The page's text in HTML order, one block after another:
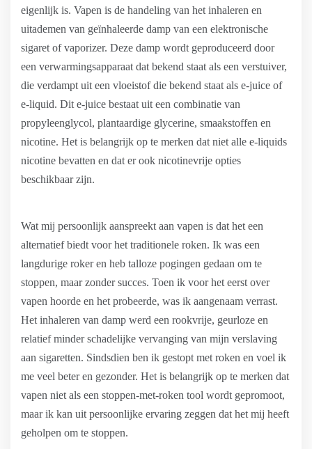
eigenlijk is. Vapen is de handeling van het inhaleren en
uitademen van geïnhaleerde damp van een elektronische
sigaret of vaporizer. Deze damp wordt geproduceerd door
een verwarmingsapparaat dat bekend staat als een verstuiver,
die verdampt uit een vloeistof die bekend staat als e-juice of
e-liquid. Dit e-juice bestaat uit een combinatie van
propyleenglycol, plantaardige glycerine, smaakstoffen en
nicotine. Het is belangrijk op te merken dat niet alle e-liquids
nicotine bevatten en dat er ook nicotinevrije opties
beschikbaar zijn.
Wat mij persoonlijk aanspreekt aan vapen is dat het een
alternatief biedt voor het traditionele roken. Ik was een
langdurige roker en heb talloze pogingen gedaan om te
stoppen, maar zonder succes. Toen ik voor het eerst over
vapen hoorde en het probeerde, was ik aangenaam verrast.
Het inhaleren van damp werd een rookvrije, geurloze en
relatief minder schadelijke vervanging van mijn verslaving
aan sigaretten. Sindsdien ben ik gestopt met roken en voel ik
me veel beter en gezonder. Het is belangrijk op te merken dat
vapen niet als een stoppen-met-roken tool wordt gepromoot,
maar ik kan uit persoonlijke ervaring zeggen dat het mij heeft
geholpen om te stoppen.